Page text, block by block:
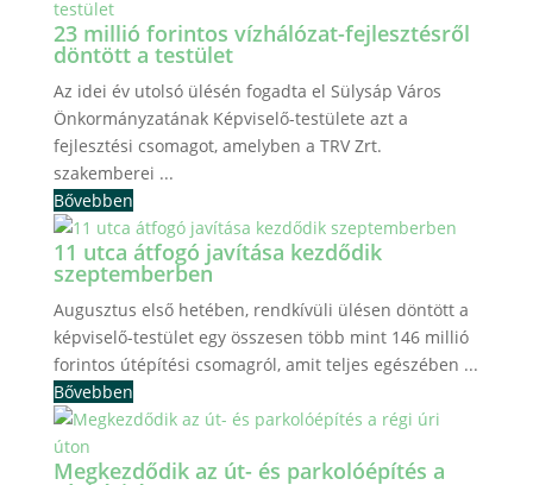
23 millió forintos vízhálózat-fejlesztésről
döntött a testület
Az idei év utolsó ülésén fogadta el Sülysáp Város
Önkormányzatának Képviselő-testülete azt a
fejlesztési csomagot, amelyben a TRV Zrt.
szakemberei ...
Bővebben
11 utca átfogó javítása kezdődik
szeptemberben
Augusztus első hetében, rendkívüli ülésen döntött a
képviselő-testület egy összesen több mint 146 millió
forintos útépítési csomagról, amit teljes egészében ...
Bővebben
Megkezdődik az út- és parkolóépítés a